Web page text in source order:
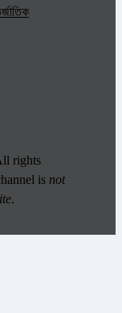
rights
is not
.